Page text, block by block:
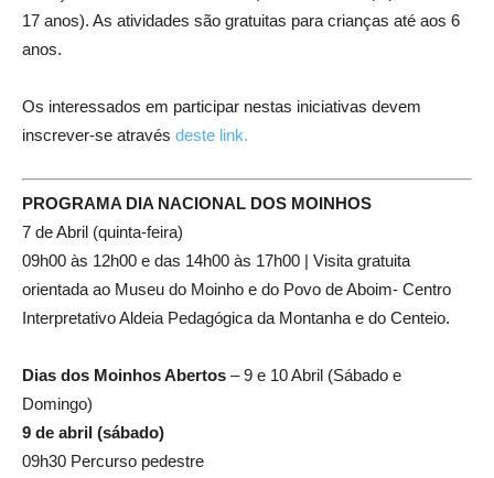
17 anos). As atividades são gratuitas para crianças até aos 6
anos.
Os interessados em participar nestas iniciativas devem
inscrever-se através deste link.
PROGRAMA DIA NACIONAL DOS MOINHOS
7 de Abril (quinta-feira)
09h00 às 12h00 e das 14h00 às 17h00 | Visita gratuita
orientada ao Museu do Moinho e do Povo de Aboim- Centro
Interpretativo Aldeia Pedagógica da Montanha e do Centeio.
Dias dos Moinhos Abertos – 9 e 10 Abril (Sábado e
Domingo)
9 de abril (sábado)
09h30 Percurso pedestre